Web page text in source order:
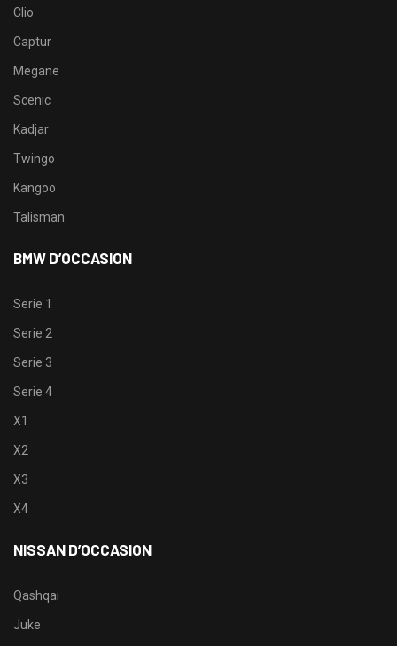
Clio
Captur
Megane
Scenic
Kadjar
Twingo
Kangoo
Talisman
BMW D’OCCASION
Serie 1
Serie 2
Serie 3
Serie 4
X1
X2
X3
X4
NISSAN D’OCCASION
Qashqai
Juke